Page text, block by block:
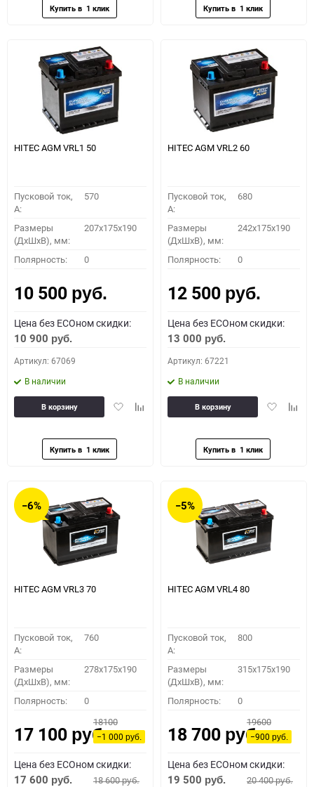
HITEC AGM VRL1 50
Пусковой ток,
A:
570
Размеры
(ДхШхВ), мм:
207x175x190
Полярность: 0
10 500 руб.
Цена без ECOном скидки:
10 900 руб.
Артикул: 67069
В наличии
ДобавитьДобавить
В корзину
HITEC AGM VRL2 60
Пусковой ток,
A:
680
Размеры
(ДхШхВ), мм:
242x175x190
Полярность: 0
12 500 руб.
Цена без ECOном скидки:
13 000 руб.
Артикул: 67221
В наличии
Добавить
В корзину
−6%
HITEC AGM VRL3 70
Пусковой ток,
A:
760
Размеры
(ДхШхВ), мм:
278x175x190
Полярность: 0
17 100 руб.
18100
−1 000руб.
Цена без ECOном скидки:
17 600 руб. 18 600руб.
−5%
HITEC AGM VRL4 80
Пусковой ток,
A:
800
Размеры
(ДхШхВ), мм:
315x175x190
Полярность: 0
18 700 руб.
19600
−900руб.
Цена без ECOном скидки:
19 500 руб. 20 400руб.